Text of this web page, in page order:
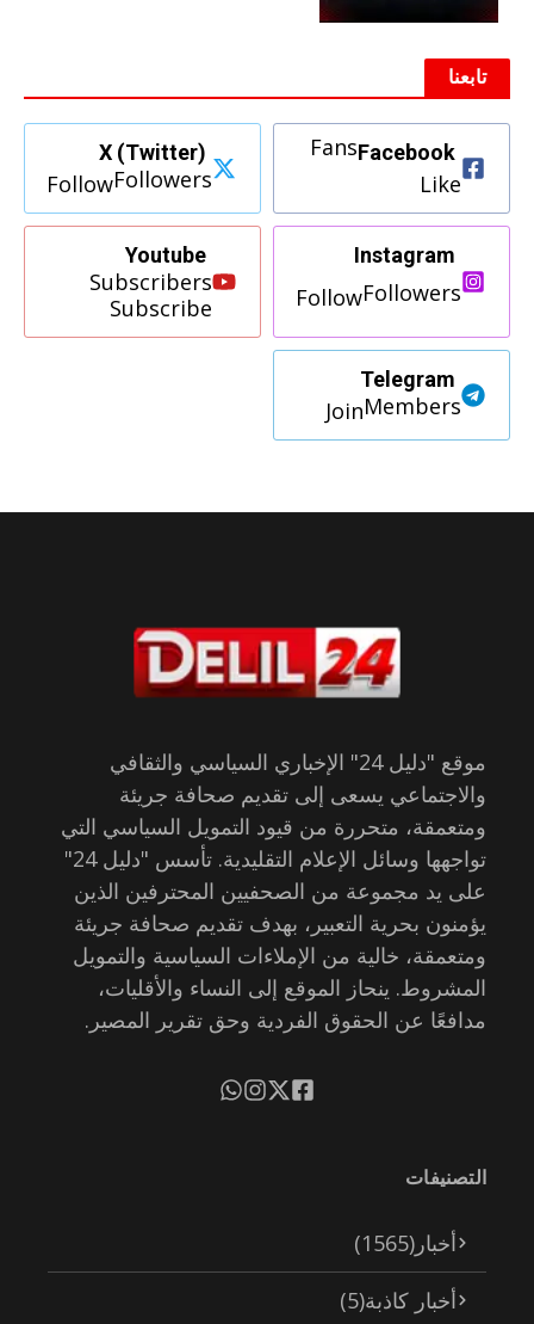
تابعنا
Facebook
Fans
Like
X (Twitter)
Followers
Follow
Instagram
Followers
Follow
Youtube
Subscribers
Subscribe
Telegram
Members
Join
موقع "دليل 24" الإخباري السياسي والثقافي
والاجتماعي يسعى إلى تقديم صحافة جريئة
ومتعمقة، متحررة من قيود التمويل السياسي التي
تواجهها وسائل الإعلام التقليدية. تأسس "دليل 24"
على يد مجموعة من الصحفيين المحترفين الذين
يؤمنون بحرية التعبير، بهدف تقديم صحافة جريئة
ومتعمقة، خالية من الإملاءات السياسية والتمويل
المشروط. ينحاز الموقع إلى النساء والأقليات،
مدافعًا عن الحقوق الفردية وحق تقرير المصير.
التصنيفات
أخبار (1565)
أخبار كاذبة(5)